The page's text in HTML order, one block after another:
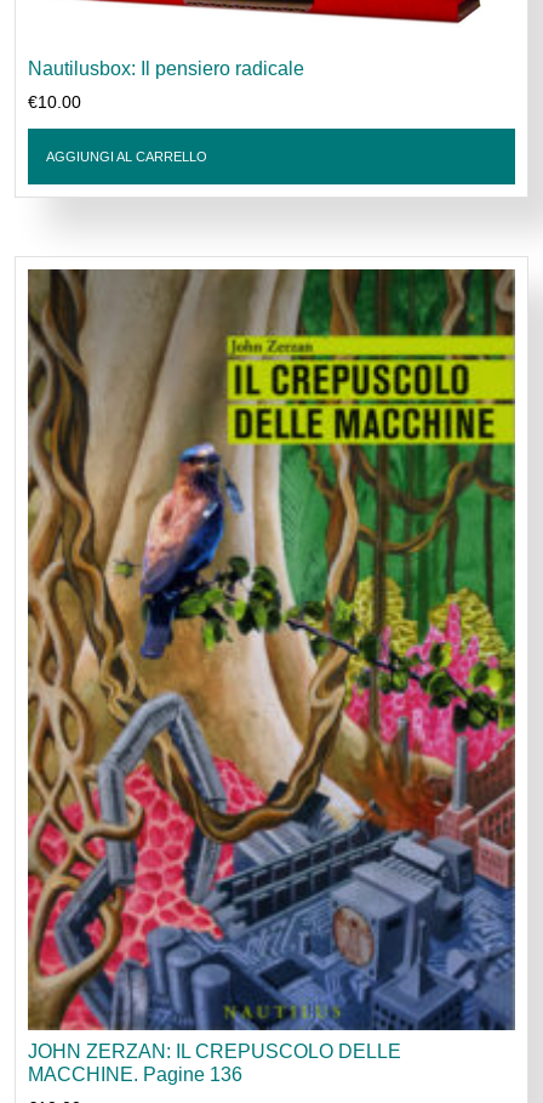
Nautilusbox: Il pensiero radicale
€10.00
AGGIUNGI AL CARRELLO
JOHN ZERZAN: IL CREPUSCOLO DELLE
MACCHINE. Pagine 136